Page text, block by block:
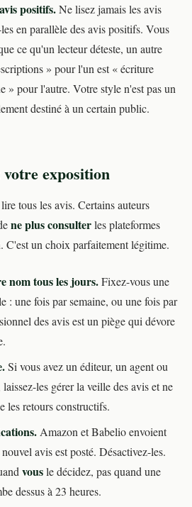
positifs.Ne lisez jamais les avis
en parallèle des avis positifs. Vous
ce qu'un lecteur déteste, un autre
» pour l'un est « écriture
» pour l'autre. Votre style n'est pas un
destiné à un certain public.
exposition
tous les avis. Certains auteurs
ne plus consulterles plateformes
C'est un choix parfaitement légitime.
nom tous les jours.Fixez-vous une
: une fois par semaine, ou une fois par
des avis est un piège qui dévore
Si vous avez un éditeur, un agent ou
les gérer la veille des avis et ne
les retours constructifs.
Amazon et Babelio envoient
avis est posté. Désactivez-les.
vousle décidez, pas quand une
dessus à 23 heures.